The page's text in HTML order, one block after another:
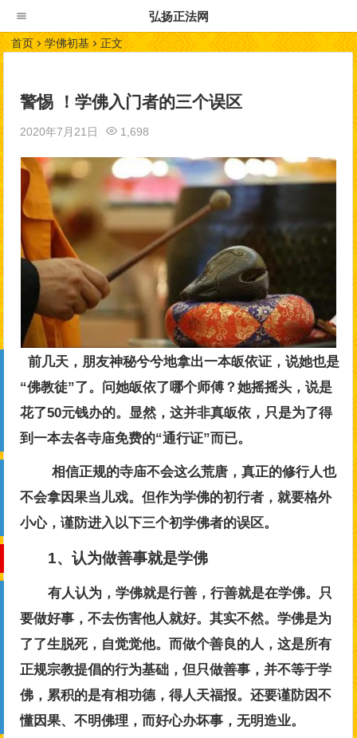
弘扬正法网
首页 学佛初基 正文
警惕 ！学佛入门者的三个误区
2020年7月21日 1,698
前几天，朋友神秘兮兮地拿出一本皈依证，说她也是
“佛教徒”了。问她皈依了哪个师傅？她摇摇头，说是
花了50元钱办的。显然，这并非真皈依，只是为了得
到一本去各寺庙免费的“通行证”而已。
相信正规的寺庙不会这么荒唐，真正的修行人也
不会拿因果当儿戏。但作为学佛的初行者，就要格外
小心，谨防进入以下三个初学佛者的误区。
1、认为做善事就是学佛
有人认为，学佛就是行善，行善就是在学佛。只
要做好事，不去伤害他人就好。其实不然。学佛是为
了了生脱死，自觉觉他。而做个善良的人，这是所有
正规宗教提倡的行为基础，但只做善事，并不等于学
佛，累积的是有相功德，得人天福报。还要谨防因不
懂因果、不明佛理，而好心办坏事，无明造业。